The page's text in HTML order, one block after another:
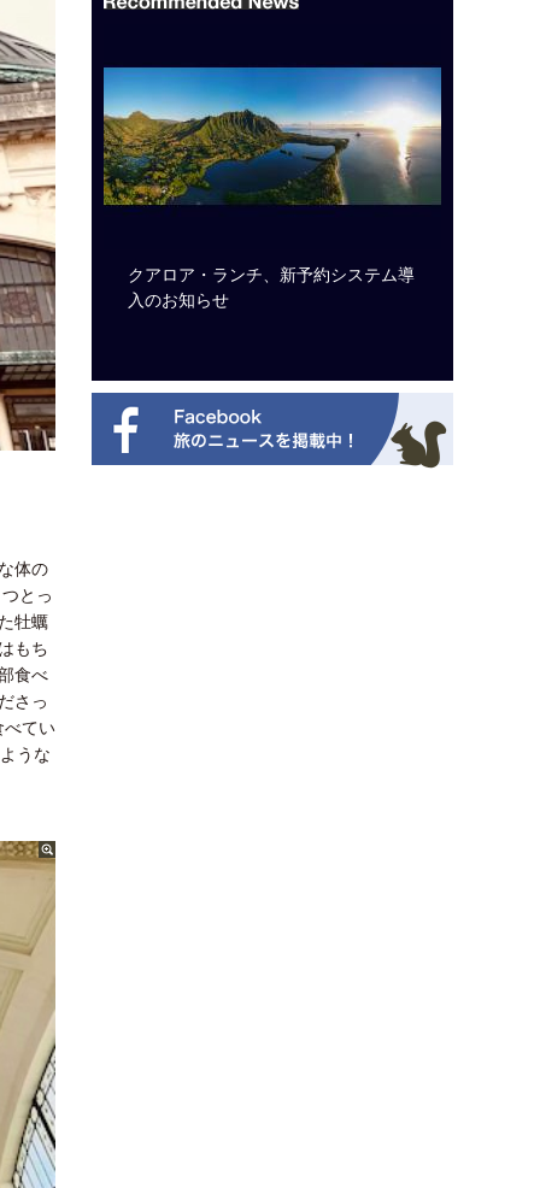
体の
とっ
牡蠣
もち
食べ
さっ
てい
うな
ッフェ
を刷
クアロア・ランチ、新予約システム導
入のお知らせ